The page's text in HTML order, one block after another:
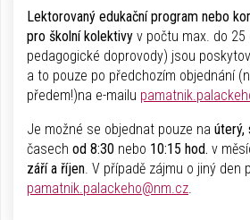
Lektorovaný edukační program nebo
pro školní kolektivy v počtu max. do
pedagogické doprovody) jsou
a to pouze po předchozím objednání
předem!)na e-mailu
Je možné se objednat pouze na úterý,
časech od 8:30 nebo 10:15 hod. v
září a říjen. V případě zájmu o jiný den
pamatnik.palackeho@nm.cz.